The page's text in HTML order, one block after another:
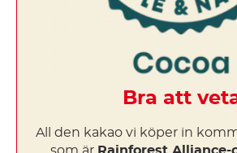
Bra att
All den kakao vi köper in